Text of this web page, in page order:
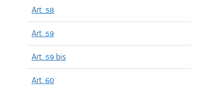
Art. 58
Art. 59
Art. 59 bis
Art. 60